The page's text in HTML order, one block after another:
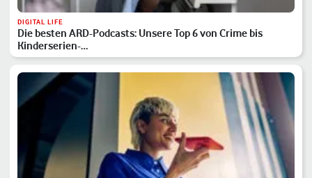
DIGITAL LIFE
Die besten ARD-Podcasts: Unsere Top 6 von Crime bis
Kinderserien-…